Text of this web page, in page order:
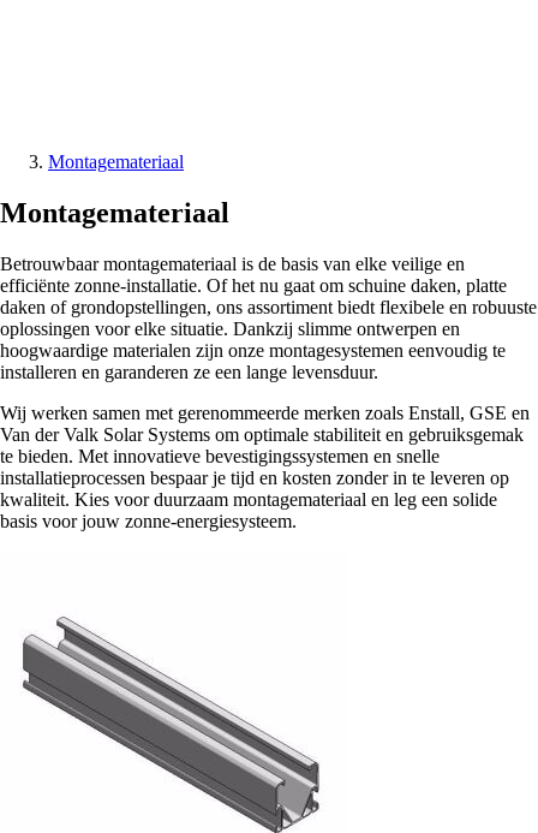
Montagemateriaal
Montagemateriaal
Betrouwbaar montagemateriaal is de basis van elke veilige en
efficiënte zonne-installatie. Of het nu gaat om schuine daken, platte
daken of grondopstellingen, ons assortiment biedt flexibele en robuuste
oplossingen voor elke situatie. Dankzij slimme ontwerpen en
hoogwaardige materialen zijn onze montagesystemen eenvoudig te
installeren en garanderen ze een lange levensduur.
Wij werken samen met gerenommeerde merken zoals Enstall, GSE en
Van der Valk Solar Systems om optimale stabiliteit en gebruiksgemak
te bieden. Met innovatieve bevestigingssystemen en snelle
installatieprocessen bespaar je tijd en kosten zonder in te leveren op
kwaliteit. Kies voor duurzaam montagemateriaal en leg een solide
basis voor jouw zonne-energiesysteem.